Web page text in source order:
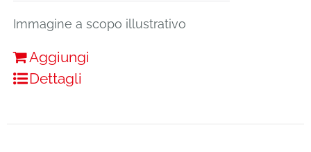
Immagine a scopo illustrativo
Aggiungi
Dettagli